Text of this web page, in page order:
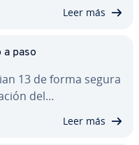
Leer más
a paso
13 de forma segura
del…
Leer más